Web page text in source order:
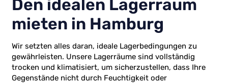
Den idealen Lagerraum
mieten in Hamburg
Wir setzten alles daran, ideale Lagerbedingungen zu
gewährleisten. Unsere Lagerräume sind vollständig
trocken und klimatisiert, um sicherzustellen, dass Ihre
Gegenstände nicht durch Feuchtigkeit oder